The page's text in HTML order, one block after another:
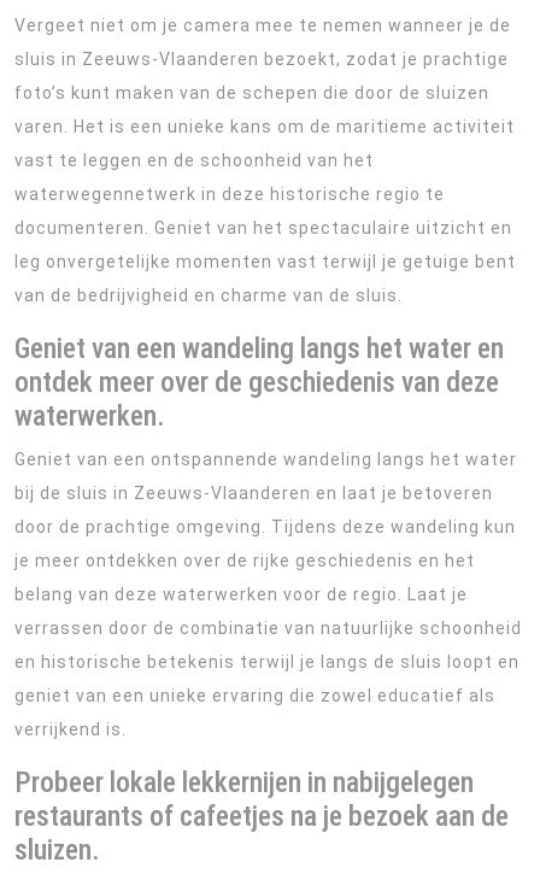
Vergeet niet om je camera mee te nemen wanneer je de
sluis in Zeeuws-Vlaanderen bezoekt, zodat je prachtige
foto’s kunt maken van de schepen die door de sluizen
varen. Het is een unieke kans om de maritieme activiteit
vast te leggen en de schoonheid van het
waterwegennetwerk in deze historische regio te
documenteren. Geniet van het spectaculaire uitzicht en
leg onvergetelijke momenten vast terwijl je getuige bent
van de bedrijvigheid en charme van de sluis.
Geniet van een wandeling langs het water en
ontdek meer over de geschiedenis van deze
waterwerken.
Geniet van een ontspannende wandeling langs het water
bij de sluis in Zeeuws-Vlaanderen en laat je betoveren
door de prachtige omgeving. Tijdens deze wandeling kun
je meer ontdekken over de rijke geschiedenis en het
belang van deze waterwerken voor de regio. Laat je
verrassen door de combinatie van natuurlijke schoonheid
en historische betekenis terwijl je langs de sluis loopt en
geniet van een unieke ervaring die zowel educatief als
verrijkend is.
Probeer lokale lekkernijen in nabijgelegen
restaurants of cafeetjes na je bezoek aan de
sluizen.